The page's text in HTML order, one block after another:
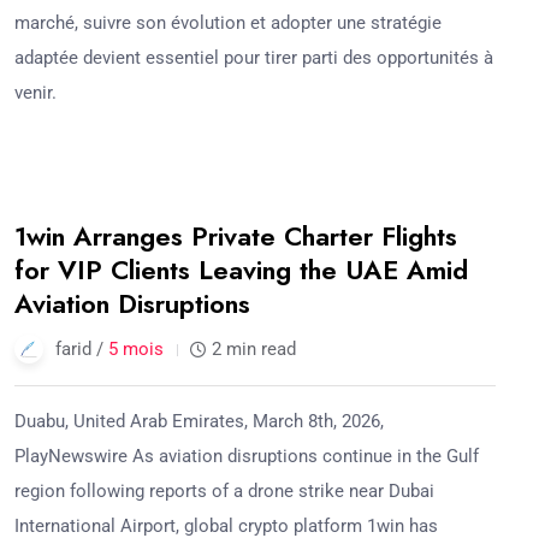
marché, suivre son évolution et adopter une stratégie
adaptée devient essentiel pour tirer parti des opportunités à
venir.
Mar
1win Arranges Private Charter Flights
for VIP Clients Leaving the UAE Amid
Aviation Disruptions
farid / 5 mois 2 min read
Duabu, United Arab Emirates, March 8th, 2026,
PlayNewswire As aviation disruptions continue in the Gulf
region following reports of a drone strike near Dubai
International Airport, global crypto platform 1win has